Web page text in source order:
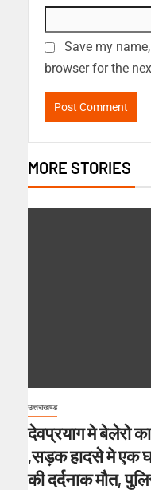
Save my
browser for the
MORE STORIES
उत्तराखण्ड
देवप्रयाग मे बेलेरो
,सड़क हादसे मे एक
की दर्दनाक मौत,